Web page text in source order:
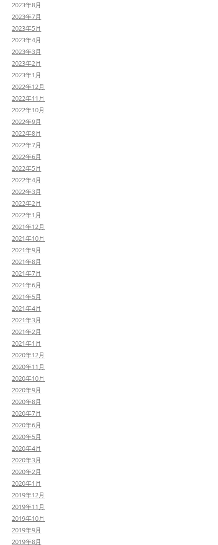
2023年8月
2023年7月
2023年5月
2023年4月
2023年3月
2023年2月
2023年1月
2022年12月
2022年11月
2022年10月
2022年9月
2022年8月
2022年7月
2022年6月
2022年5月
2022年4月
2022年3月
2022年2月
2022年1月
2021年12月
2021年10月
2021年9月
2021年8月
2021年7月
2021年6月
2021年5月
2021年4月
2021年3月
2021年2月
2021年1月
2020年12月
2020年11月
2020年10月
2020年9月
2020年8月
2020年7月
2020年6月
2020年5月
2020年4月
2020年3月
2020年2月
2020年1月
2019年12月
2019年11月
2019年10月
2019年9月
2019年8月